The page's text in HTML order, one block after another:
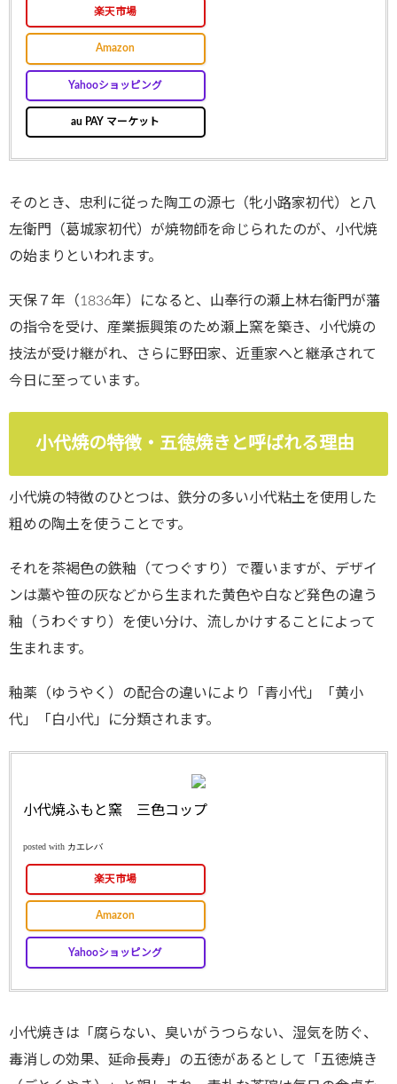
楽天市場
Amazon
Yahooショッピング
au PAY マーケット
そのとき、忠利に従った陶工の源七（牝小路家初代）と八
左衛門（葛城家初代）が焼物師を命じられたのが、小代焼
の始まりといわれます。
天保７年（1836年）になると、山奉行の瀬上林右衛門が藩
の指令を受け、産業振興策のため瀬上窯を築き、小代焼の
技法が受け継がれ、さらに野田家、近重家へと継承されて
今日に至っています。
小代焼の特徴・五徳焼きと呼ばれる理由
小代焼の特徴のひとつは、鉄分の多い小代粘土を使用した
粗めの陶土を使うことです。
それを茶褐色の鉄釉（てつぐすり）で覆いますが、デザイ
ンは藁や笹の灰などから生まれた黄色や白など発色の違う
釉（うわぐすり）を使い分け、流しかけすることによって
生まれます。
釉薬（ゆうやく）の配合の違いにより「青小代」「黄小
代」「白小代」に分類されます。
小代焼ふもと窯 三色コップ
posted with カエレバ
楽天市場
Amazon
Yahooショッピング
小代焼きは「腐らない、臭いがうつらない、湿気を防ぐ、
毒消しの効果、延命長寿」の五徳があるとして「五徳焼き